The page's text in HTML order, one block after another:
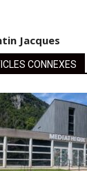
Jacques
CONNEXES